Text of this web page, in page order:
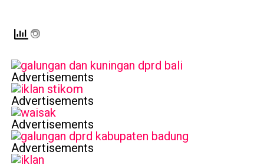
Advertisements
Advertisements
Advertisements
Advertisements